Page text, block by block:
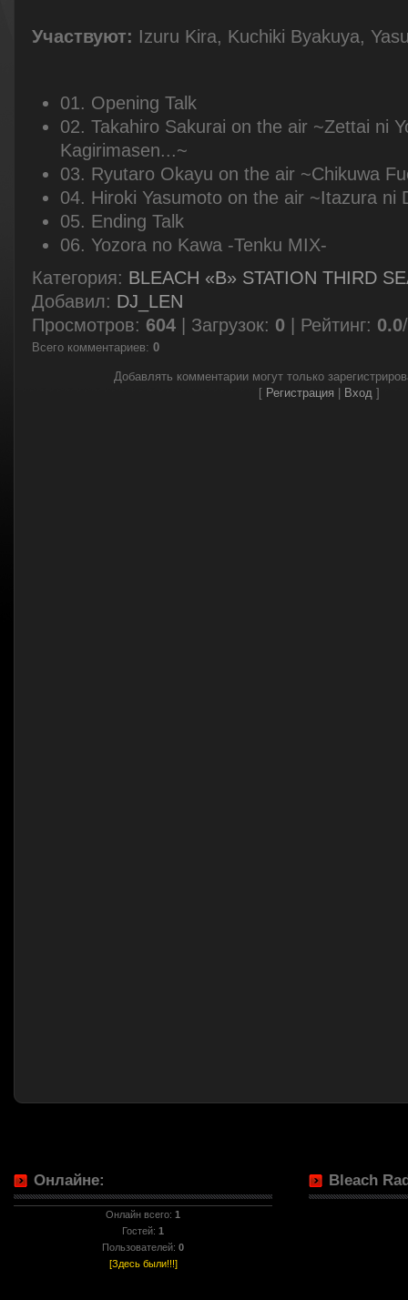
Участвуют: Izuru Kira, Kuchiki Byakuya,
01. Opening Talk
02. Takahiro Sakurai on the air ~Zettai ni
Kagirimasen...~
03. Ryutaro Okayu on the air ~Chikuwa
04. Hiroki Yasumoto on the air ~Itazura ni
05. Ending Talk
06. Yozora no Kawa -Tenku MIX-
Категория: BLEACH «B» STATION THIRD
Добавил: DJ_LEN
Просмотров: 604 Загрузок: 0 Рейтинг: 0.0/
Всего комментариев: 0
Добавлять комментарии могут только
[ Регистрация Вход]
Онлайне:
Онлайн всего: 1
Гостей: 1
Пользователей: 0
[Здесь были!!!]
Bleach